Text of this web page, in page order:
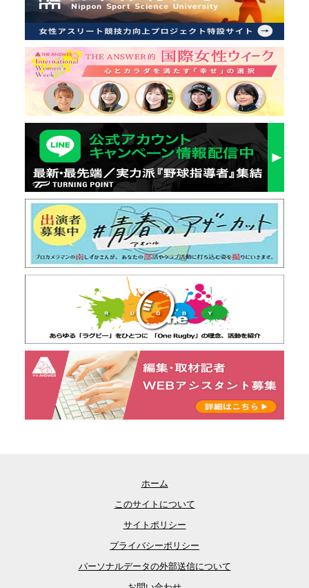
ホーム
このサイトについて
サイトポリシー
プライバシーポリシー
パーソナルデータの外部送信について